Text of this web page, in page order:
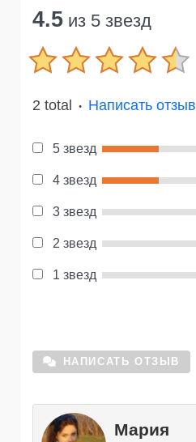
4.5 из 5 звезд
2 total ● Написать отзыв
5 звезд
4 звезд
3 звезд
2 звезд
1 звезд
НАПИСАТЬ ОТЗЫВ
Мария